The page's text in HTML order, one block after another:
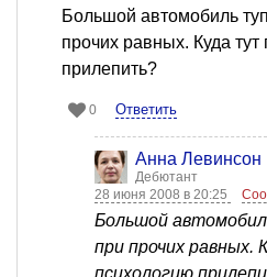
Большой автомобиль
прочих равных. Куда тут
прилепить?
0 Ответить
Анна Левинсон
Дебютант
28 июня 2008 в 20:25
Большой
при прочих равных.